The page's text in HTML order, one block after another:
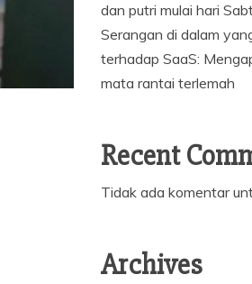
dan putri mulai hari
Serangan di dalam
terhadap SaaS:
mata rantai terlemah
Recent
Tidak ada komentar
Archives